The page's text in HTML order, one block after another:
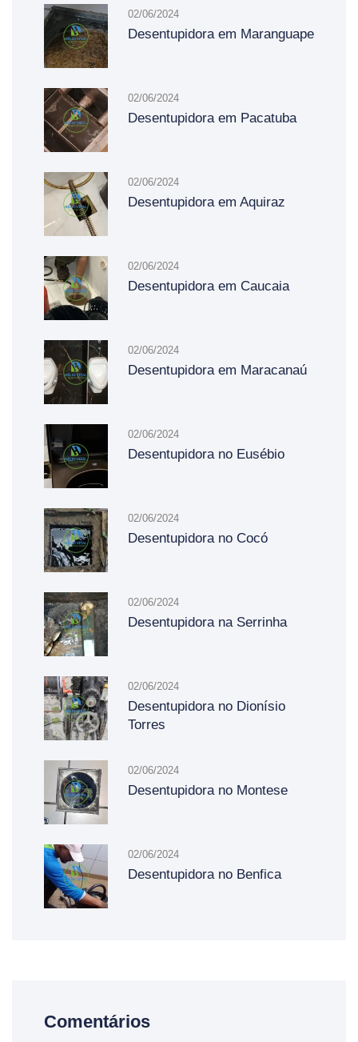
02/06/2024
Desentupidora em Maranguape
02/06/2024
Desentupidora em Pacatuba
02/06/2024
Desentupidora em Aquiraz
02/06/2024
Desentupidora em Caucaia
02/06/2024
Desentupidora em Maracanaú
02/06/2024
Desentupidora no Eusébio
02/06/2024
Desentupidora no Cocó
02/06/2024
Desentupidora na Serrinha
02/06/2024
Desentupidora no Dionísio
Torres
02/06/2024
Desentupidora no Montese
02/06/2024
Desentupidora no Benfica
Comentários